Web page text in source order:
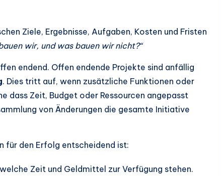
Ziele, Ergebnisse, Aufgaben, Kosten und Fristen
wir, und was bauen wir nicht?“
endend. Offen endende Projekte sind anfällig
. Dies tritt auf, wenn zusätzliche Funktionen oder
dass Zeit, Budget oder Ressourcen angepasst
von Änderungen die gesamte Initiative
für den Erfolg entscheidend ist:
Zeit und Geldmittel zur Verfügung stehen.